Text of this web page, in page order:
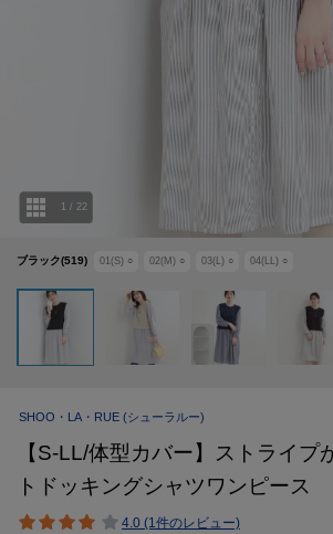
ブラック(519) 01(S) ○ 02(M) ○ 03(L) ○ 04(LL) ○
1 / 22
SHOO・LA・RUE (シューラルー)
【S-LL/体型カバー】ストライ
トドッキングシャツワンピース
4.0 (1件のレビュー)